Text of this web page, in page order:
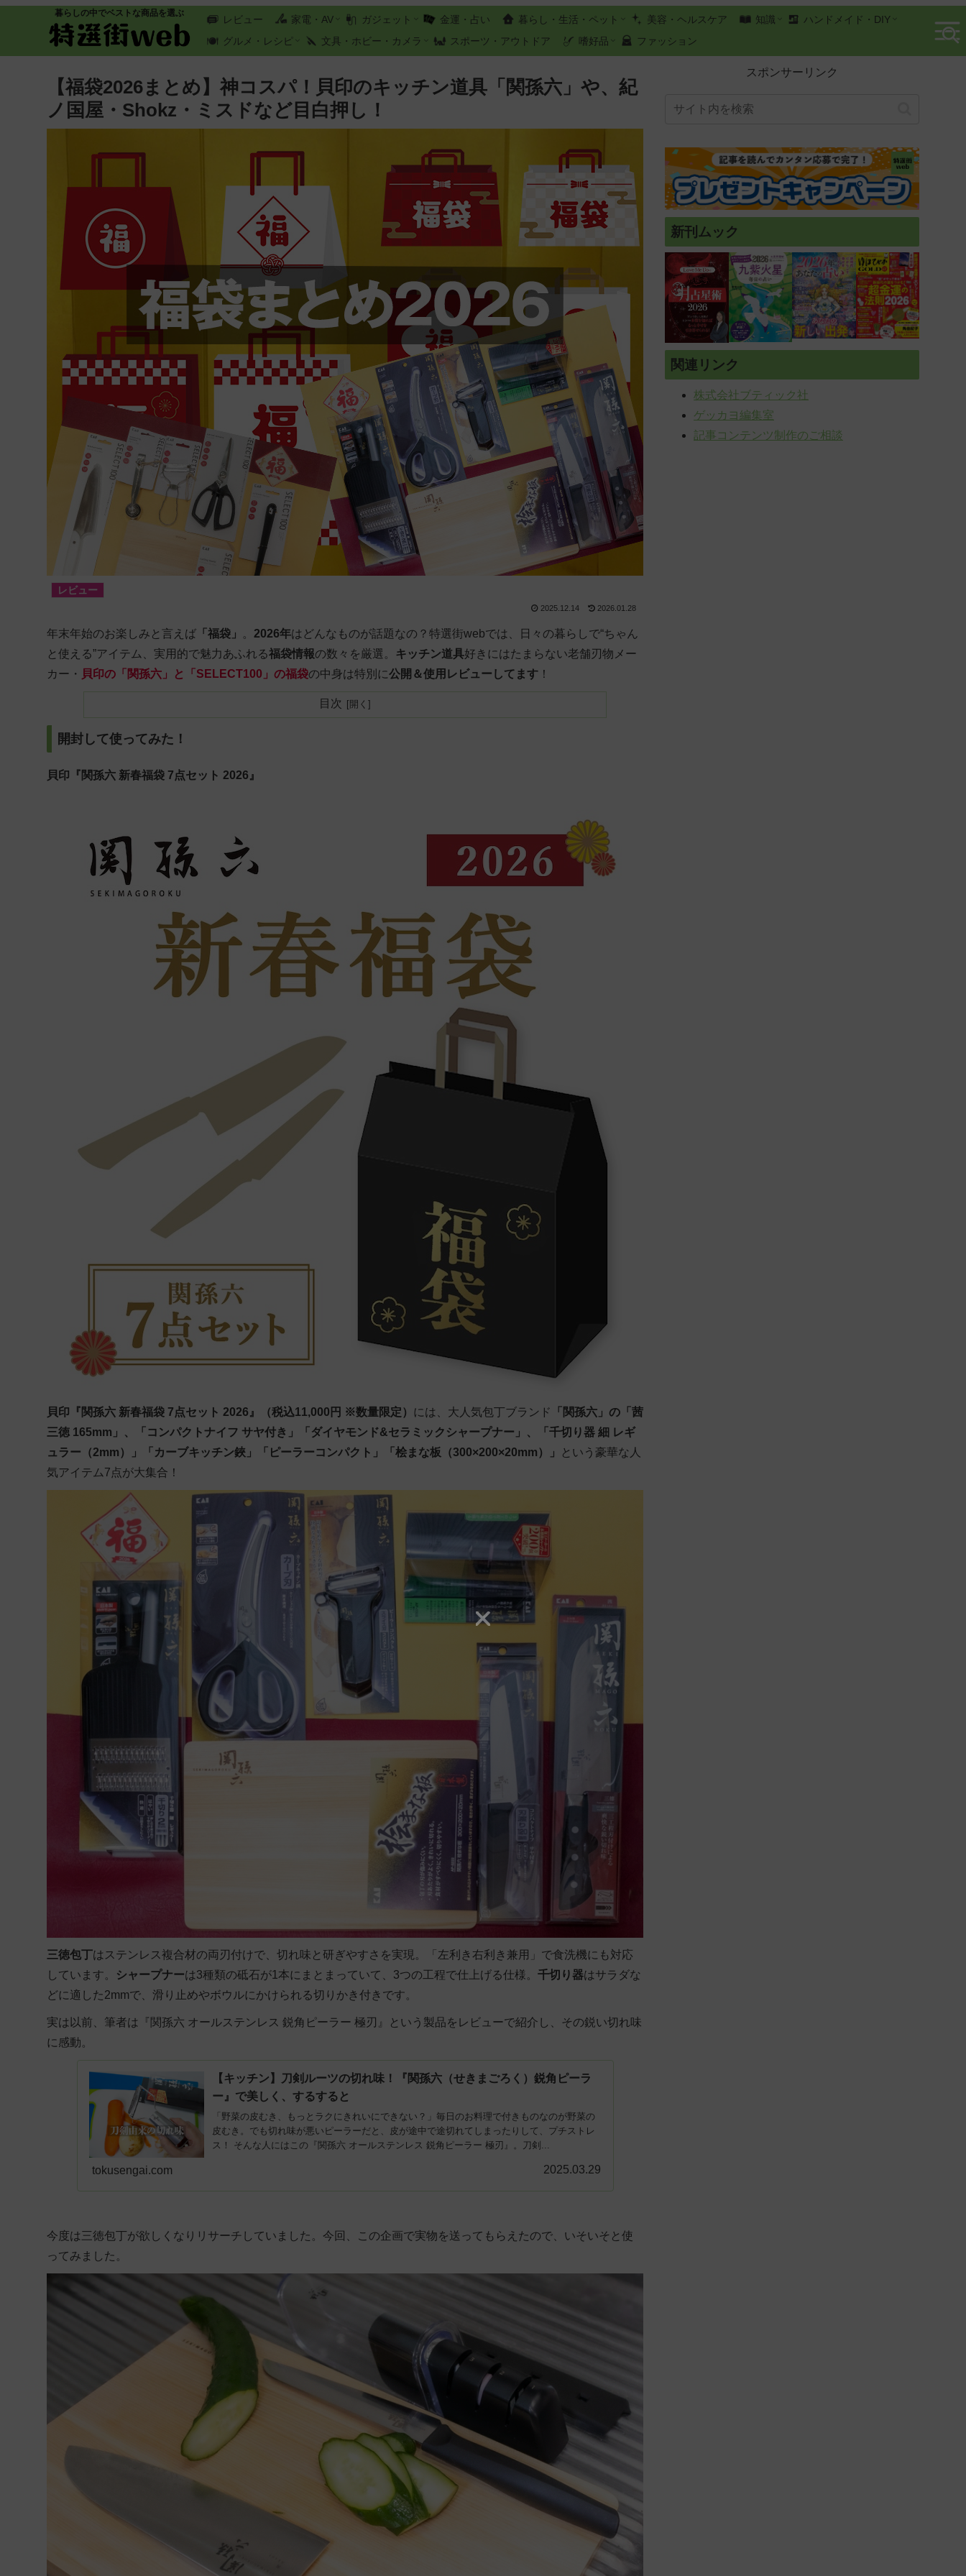
暮らしの中でベストな商品を選ぶ
レビュー 家電・AV ガジェット 金運・占い 暮らし・生活・ペット 美容・ヘルスケア 知識
ハンドメイド・DIY
グルメ・レシピ
文具・ホビー・カメラ スポーツ・アウトドア 嗜好品 ファッション
【福袋2026まとめ】神コスパ！貝印のキッチン道具「関孫六」や、紀
ノ国屋・Shokz・ミスドなど目白押し！
レビュー
2025.12.14 2026.01.28
年末年始のお楽しみと言えば 「福袋」 。 2026年はどんなものが話題なの？特選街webでは、日々の暮らしで“ちゃん
と使える”アイテム、実用的で魅力あふれる福袋情報の数々を厳選。 キッチン道具好きにはたまらない老舗刃物メー
カー・ 貝印の「関孫六」と「SELECT100」の福袋の中身は特別に公開＆使用レビューしてます ！
目次
開封して使ってみた！
貝印『関孫六 新春福袋 7点セット 2026』
貝印 『関孫六 新春福袋 7点セット 2026』（税込11,000円 ※数量限定） には、大人気包丁ブランド
「関孫六」の「茜
三徳 165mm」、「コンパクトナイフ サヤ付き」「ダイヤモンド&セラミックシャープナー」、「千切り器 細 レギ
ュラー（2mm）」「カーブキッチン鋏」「ピーラーコンパクト」「桧まな板（300×200×20mm）」
という豪華な人
気アイテム7点が大集合！
三徳包丁はステンレス複合材の両刃付けで、切れ味と研ぎやすさを実現。「左利き右利き兼用」で食洗機にも対応
しています。
シャープナーは3種類の砥石が1本にまとまっていて、3つの工程で仕上げる仕様。 千切り器はサラダな
どに適した2mmで、滑り止めやボウルにかけられる切りかき付きです。
実は以前、筆者は『関孫六 オールステンレス 鋭角ピーラー 極刃』という製品をレビューで紹介し、その鋭い切れ味
に感動。
【キッチン】刀剣ルーツの切れ味！『関孫六（せきまごろく）鋭角ピーラ
ー』で美しく、するすると
「野菜の皮むき、もっとラクにきれいにできない？」毎日のお料理で付きものなのが野菜の
皮むき。でも切れ味が悪いピーラーだと、皮が途中で途切れてしまったりして、プチストレ
ス！ そんな人にはこの『関孫六 オールステンレス 鋭角ピーラー 極刃』。刀剣...
tokusengai.com 2025.03.29
今度は三徳包丁が欲しくなりリサーチしていました。今回、この企画で実物を送ってもらえたので、いそいそと使
ってみました。
スポンサーリンク
新刊ムック
関連リンク
株式会社ブティック社
ゲッカヨ編集室
記事コンテンツ制作のご相談